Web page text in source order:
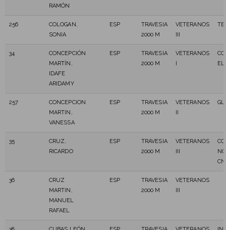
RAMÓN
256
COLOGAN,
SONIA
ESP
TRAVESIA
2000 M
VETERANOS
34
CONCEPCIÓN
MARTÍN,
IDAFE
ARIDAMY
ESP
TRAVESIA
2000 M
VETERANOS
EL
257
CONCEPCION
MARTIN,
VANESSA
ESP
TRAVESIA
2000 M
VETERANOS
35
CRUZ,
RICARDO
ESP
TRAVESIA
2000 M
VETERANOS
36
CRUZ
MARTIN,
MANUEL
RAFAEL
ESP
TRAVESIA
2000 M
VETERANOS